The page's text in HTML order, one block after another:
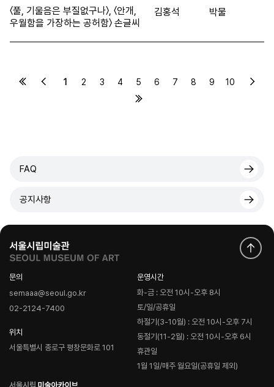
〈풀, 기울음은 부질없구나〉, 〈안개,
우월함을 가장하는 공허함〉 손글씨
김홍석 박물
1 2 3 4 5 6 7 8 9 10
FAQ
공지사항
문의
semaaa@seoul.go.kr
02-2124-7400
위치
서울특별시 종로구 평창문화로 101
운영시간
화-금 : 오전 10시-오후 8시
토/일/공휴일
하절기(3-10월) : 오전 10시-오후 7시
동절기(11-2월) : 오전 10시-오후 6시
휴관일
1월 1일/매주 월요일(공휴일 제외)
로